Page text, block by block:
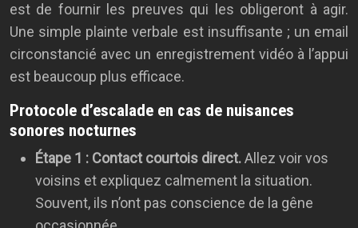
est de fournir les preuves qui les obligeront à agir.
Une simple plainte verbale est insuffisante ; un email
circonstancié avec un enregistrement vidéo à l’appui
est beaucoup plus efficace.
Protocole d’escalade en cas de nuisances
sonores nocturnes
Étape 1 : Contact courtois direct.Allez voir vos
voisins et expliquez calmement la situation.
Souvent, ils n’ont pas conscience de la gêne